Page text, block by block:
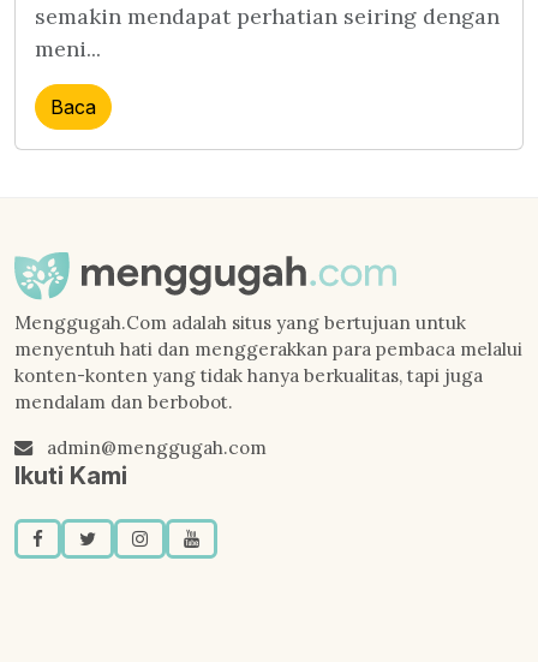
semakin mendapat perhatian seiring dengan
meni...
Baca
Menggugah.Com adalah situs yang bertujuan untuk
menyentuh hati dan menggerakkan para pembaca melalui
konten-konten yang tidak hanya berkualitas, tapi juga
mendalam dan berbobot.
admin@menggugah.com
Ikuti Kami